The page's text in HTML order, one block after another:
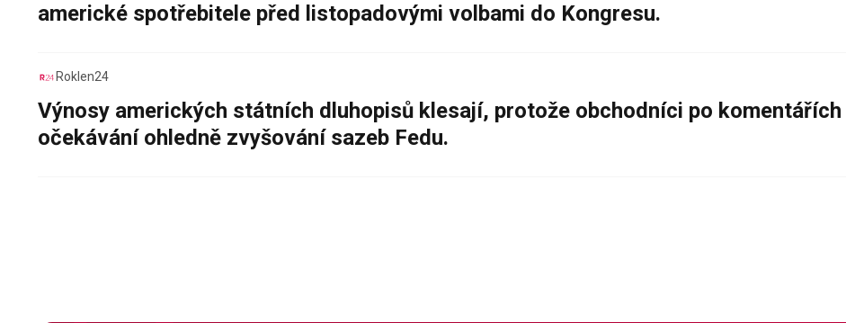
americké spotřebitele před listopadovými volbami do Kongresu.
Roklen24
Výnosy amerických státních dluhopisů klesají, protože obchodníci po
očekávání ohledně zvyšování sazeb Fedu.